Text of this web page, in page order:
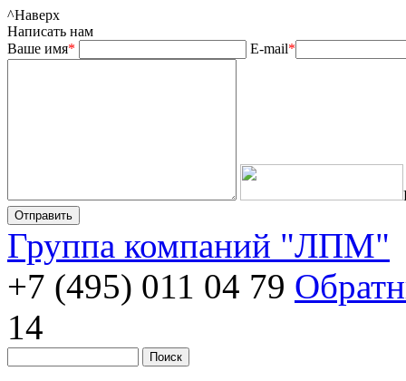
^Наверх
Написать нам
Ваше имя* E-mail*
Группа компаний "ЛПМ"
+7 (495) 011 04 79
14